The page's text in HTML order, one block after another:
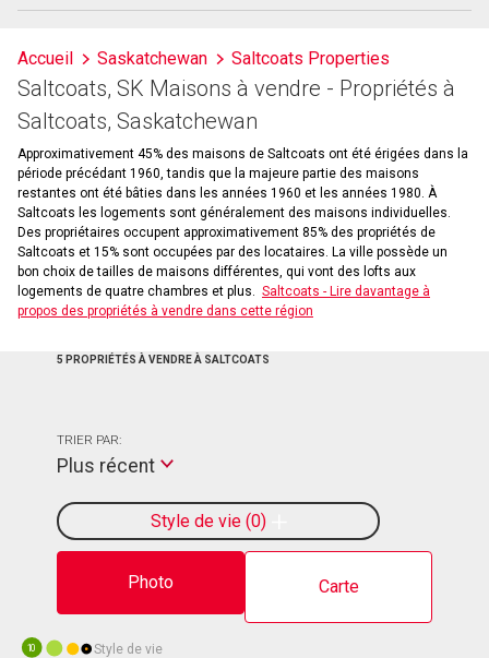
ou
Accueil Saskatchewan Saltcoats Properties
Saltcoats, SK Maisons à vendre - Propriétés à
Saltcoats, Saskatchewan
Approximativement 45% des maisons de Saltcoats ont été érigées dans la
période précédant 1960, tandis que la majeure partie des maisons
restantes ont été bâties dans les années 1960 et les années 1980. À
Saltcoats les logements sont généralement des maisons individuelles.
Des propriétaires occupent approximativement 85% des propriétés de
Saltcoats et 15% sont occupées par des locataires. La ville possède un
bon choix de tailles de maisons différentes, qui vont des lofts aux
logements de quatre chambres et plus. Saltcoats - Lire davantage à
propos des propriétés à vendre dans cette région
5 PROPRIÉTÉS À VENDRE À SALTCOATS
Photo Carte
Style de vie 0
TRIER PAR:
Plus récent
10 Style de vie